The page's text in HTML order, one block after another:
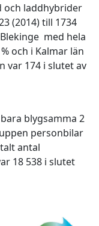
och laddhybrider
(2014) till 1734
med hela
och i Kalmar län
var 174 i slutet av
blygsamma 2
personbilar
antal
18 538 i slutet